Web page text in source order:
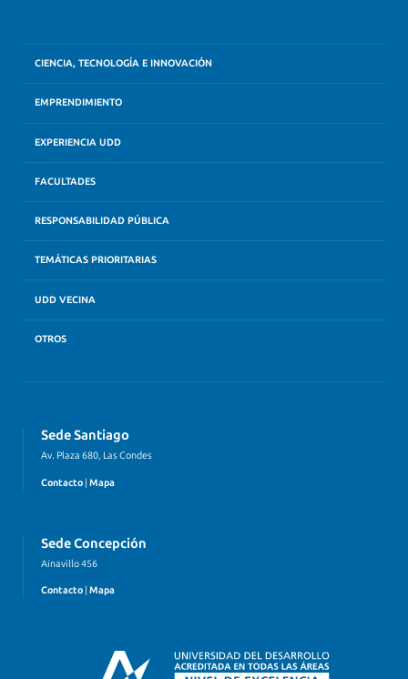
CIENCIA, TECNOLOGÍA E INNOVACIÓN
EMPRENDIMIENTO
EXPERIENCIA UDD
FACULTADES
RESPONSABILIDAD PÚBLICA
TEMÁTICAS PRIORITARIAS
UDD VECINA
OTROS
Sede Santiago
Av. Plaza 680, Las Condes
Contacto | Mapa
Sede Concepción
Ainavillo 456
Contacto Mapa